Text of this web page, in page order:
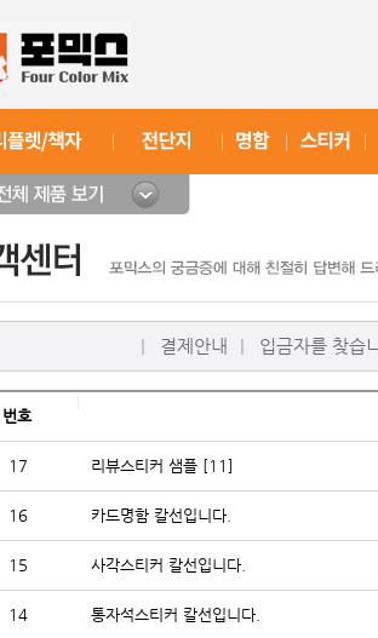
입금자를 찾습
결제안내
번호
17 리뷰스티커 샘플 [11]
16 카드명함 칼선입니다.
15 사각스티커 칼선입니다.
14 통자석스티커 칼선입니다.